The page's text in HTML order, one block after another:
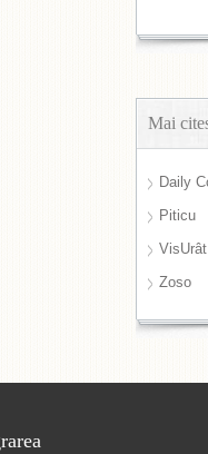
Mai
Daily
Piticu
VisUrât
Zoso